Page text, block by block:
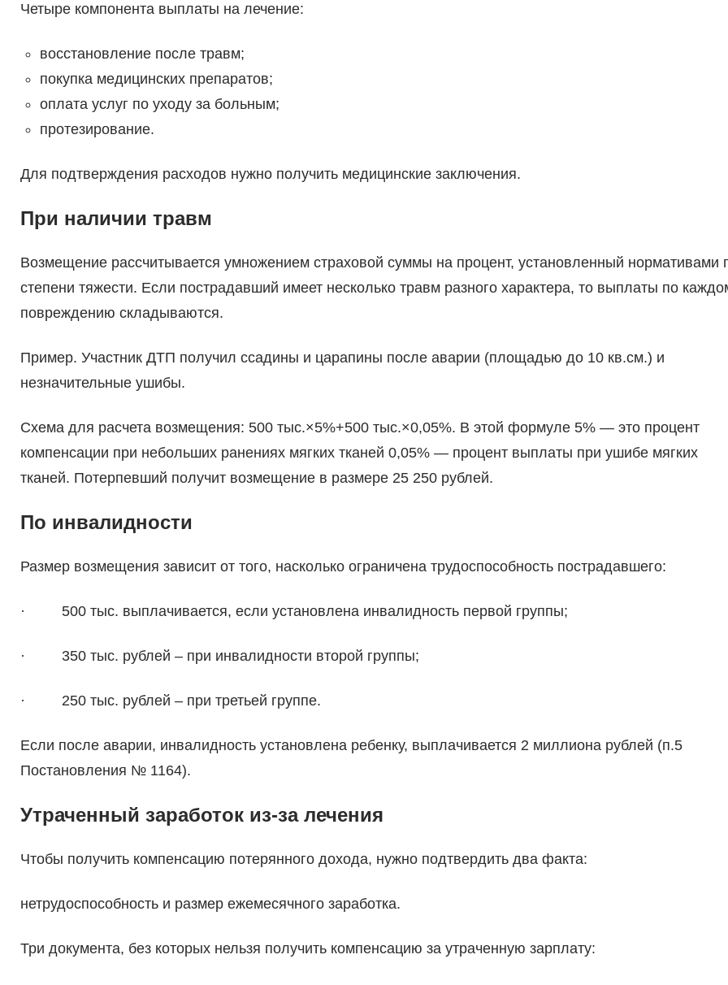
Четыре компонента выплаты на лечение:
восстановление после травм;
покупка медицинских препаратов;
оплата услуг по уходу за больным;
протезирование.
Для подтверждения расходов нужно получить медицинские заключения.
При наличии травм
Возмещение рассчитывается умножением страховой суммы на процент, установленный нормативами
степени тяжести. Если пострадавший имеет несколько травм разного характера, то выплаты по
повреждению складываются.
Пример. Участник ДТП получил ссадины и царапины после аварии (площадью до 10 кв.см.) и
незначительные ушибы.
Схема для расчета возмещения: 500 тыс.×5%+500 тыс.×0,05%. В этой формуле 5% — это процент
компенсации при небольших ранениях мягких тканей 0,05% — процент выплаты при ушибе мягких
тканей. Потерпевший получит возмещение в размере 25 250 рублей.
По инвалидности
Размер возмещения зависит от того, насколько ограничена трудоспособность пострадавшего:
· 500 тыс. выплачивается, если установлена инвалидность первой группы;
· 350 тыс. рублей – при инвалидности второй группы;
· 250 тыс. рублей – при третьей группе.
Если после аварии, инвалидность установлена ребенку, выплачивается 2 миллиона рублей (п.5
Постановления № 1164).
Утраченный заработок из-за лечения
Чтобы получить компенсацию потерянного дохода, нужно подтвердить два факта:
нетрудоспособность и размер ежемесячного заработка.
Три документа, без которых нельзя получить компенсацию за утраченную зарплату: